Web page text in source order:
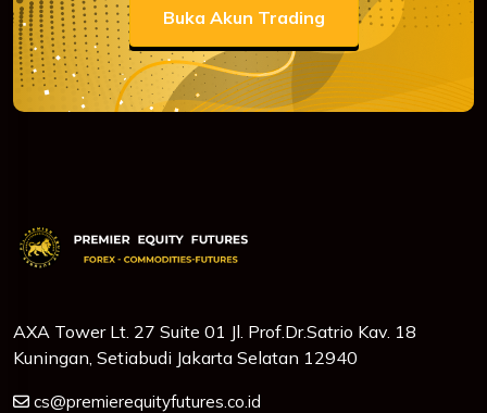
Buka Akun Trading
AXA Tower Lt. 27 Suite 01 Jl. Prof.Dr.Satrio Kav. 18
Kuningan, Setiabudi Jakarta Selatan 12940
cs@premierequityfutures.co.id